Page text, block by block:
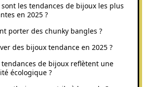
les tendances de bijoux les plus
en 2025 ?
porter des chunky bangles ?
des bijoux tendance en 2025 ?
tendances de bijoux reflètent une
écologique ?